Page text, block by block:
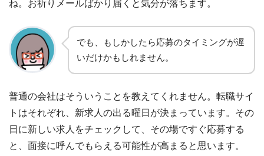
ね。お祈りメールばかり届くと気分が落ちます。
でも、もしかしたら応募のタイミングが遅
いだけかもしれません。
普通の会社はそういうことを教えてくれません。転職サイ
トはそれぞれ、新求人の出る曜日が決まっています。その
日に新しい求人をチェックして、その場ですぐ応募する
と、面接に呼んでもらえる可能性が高まると思います。